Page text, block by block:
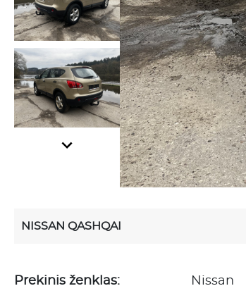
NISSAN QASHQAI
Prekinis ženklas: Nissan